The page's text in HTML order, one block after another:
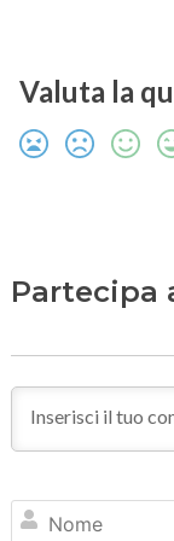
Valuta la
Partecipa